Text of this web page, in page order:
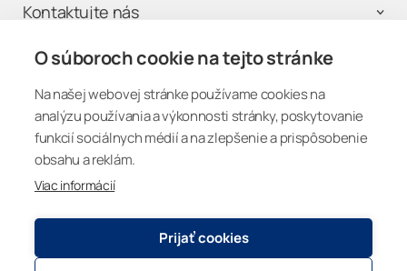
O súboroch cookie na tejto stránke
Na našej webovej stránke používame cookies na
analýzu používania a výkonnosti stránky, poskytovanie
funkcií sociálnych médií a na zlepšenie a prispôsobenie
obsahu a reklám.
Viac informácií
Prijať cookies
Kontaktujte nás
Buďme v spojení
Registry and Privacy Statement